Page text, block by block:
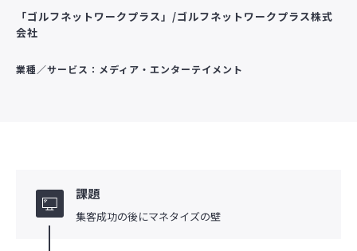
「ゴルフネットワークプラス」/ゴルフネットワークプラス株式
会社
業種／サービス：メディア・エンターテイメント
課題
集客成功の後にマネタイズの壁